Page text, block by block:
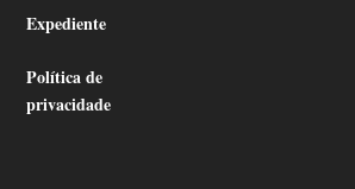
Expediente
Política de
privacidade